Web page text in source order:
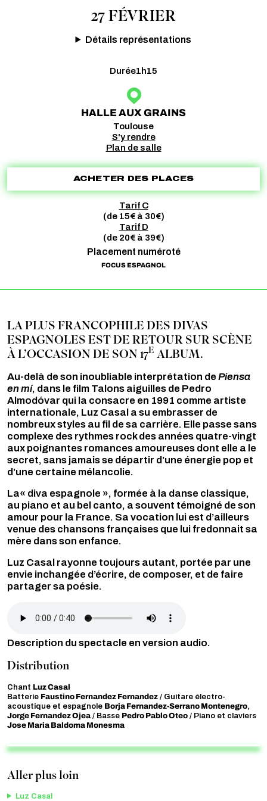
27 FÉVRIER
Détails représentations
Durée1h15
HALLE AUX GRAINS
Toulouse
S'y rendre
Plan de salle
ACHETER DES PLACES
Tarif C
(de 15€ à 30€)
Tarif D
(de 20€ à 39€)
Placement numéroté
FOCUS ESPAGNOL
LA PLUS FRANCOPHILE DES DIVAS
ESPAGNOLES EST DE RETOUR SUR SCÈNE
À L’OCCASION DE SON 17E ALBUM.
Au-delà de son inoubliable interprétation de Piensa
en mí, dans le film Talons aiguilles de Pedro
Almodóvar qui la consacre en 1991 comme artiste
internationale, Luz Casal a su embrasser de
nombreux styles au fil de sa carrière. Elle passe sans
complexe des rythmes rock des années quatre-vingt
aux poignantes romances amoureuses dont elle a le
secret, sans jamais se départir d’une énergie pop et
d’une certaine mélancolie.
La« diva espagnole », formée à la danse classique,
au piano et au bel canto, a souvent témoigné de son
amour pour la France. Sa vocation lui est d’ailleurs
venue des chansons françaises que lui fredonnait sa
mère dans son enfance.
Luz Casal rayonne toujours autant, portée par une
envie inchangée d’écrire, de composer, et de faire
partager sa poésie.
Description du spectacle en version audio.
Distribution
Chant Luz Casal
Batterie Faustino Fernandez Fernandez / Guitare électro-
acoustique et espagnole Borja Fernandez-Serrano Montenegro,
Jorge Fernandez Ojea / Basse Pedro Pablo Oteo / Piano et claviers
Jose Maria Baldoma Monesma
Aller plus loin
Luz Casal